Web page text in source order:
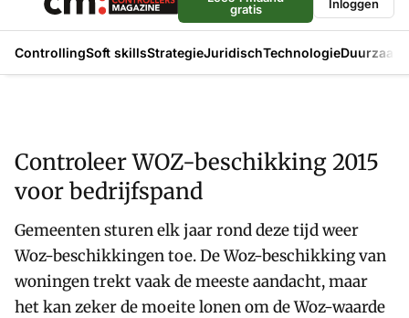
gratis
Inloggen
ControllingSoft skillsStrategieJuridischTechnologie
Controleer WOZ-beschikking 2015
voor bedrijfspand
Gemeenten sturen elk jaar rond deze tijd weer
Woz-beschikkingen toe. De Woz-beschikking van
woningen trekt vaak de meeste aandacht, maar
het kan zeker de moeite lonen om de Woz-waarde